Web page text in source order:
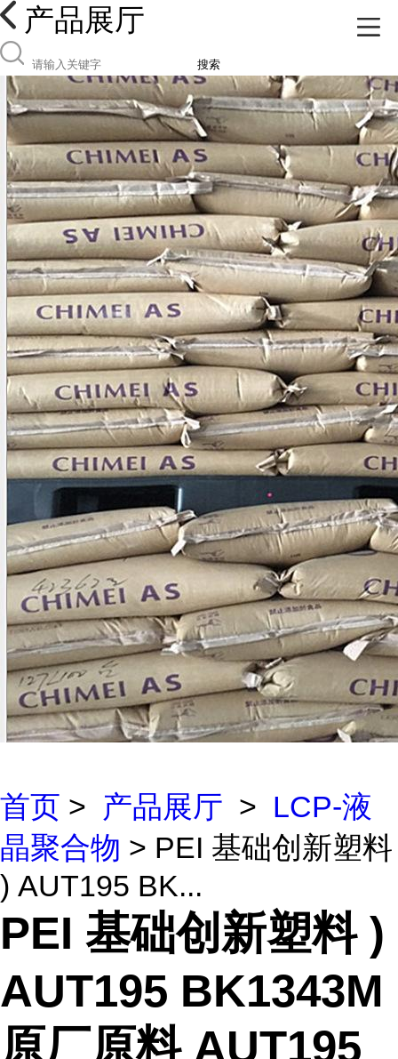
产品展厅
搜索
首页 > 产品展厅 > LCP-液
晶聚合物 > PEI 基础创新塑料
) AUT195 BK...
PEI 基础创新塑料 )
AUT195 BK1343M
原厂原料 AUT195